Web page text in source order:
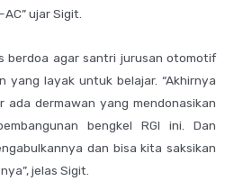
ujar Sigit.
berdoa agar santri jurusan otomotif
yang layak untuk belajar. “Akhirnya
ada dermawan yang mendonasikan
bengkel RGI ini. Dan
dan bisa kita saksikan
jelas Sigit.